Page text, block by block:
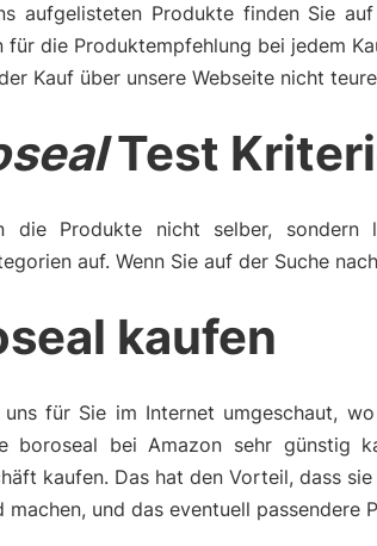
aufgelisteten Produkte finden Sie
für die Produktempfehlung bei jedem
Kauf über unsere Webseite nicht
Test
die Produkte nicht selber, sondern
auf. Wenn Sie auf der Suche
kaufen
uns für Sie im Internet umgeschaut,
boroseal bei Amazon sehr günstig
kaufen. Das hat den Vorteil, dass
machen, und das eventuell passendere